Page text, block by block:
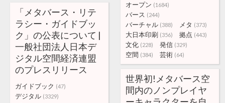
オープン (1684)
バース (244)
バーチャル (388) メタ (373)
大日本印刷 (356) 拠点 (443)
文化 (228) 発信 (329)
空間 (384) 芸術 (64)
「メタバース・リテ
ラシー・ガイドブッ
ク」の公表について |
一般社団法人日本デ
ジタル空間経済連盟
のプレスリリース
ガイドブック (47)
デジタル (3329)
世界初!メタバース空
間内のノンプレイヤ